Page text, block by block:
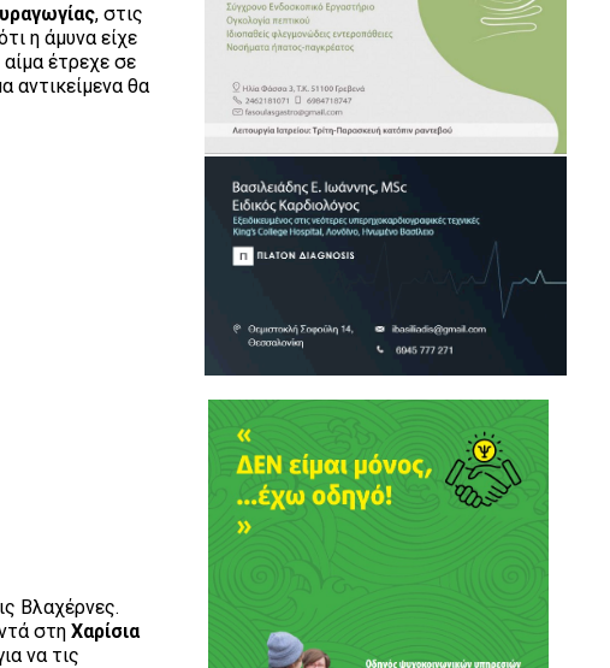
, στις
η άμυνα είχε
έτρεχε σε
αντικείμενα θα
Βλαχέρνες.
στηΧαρίσια
να τις